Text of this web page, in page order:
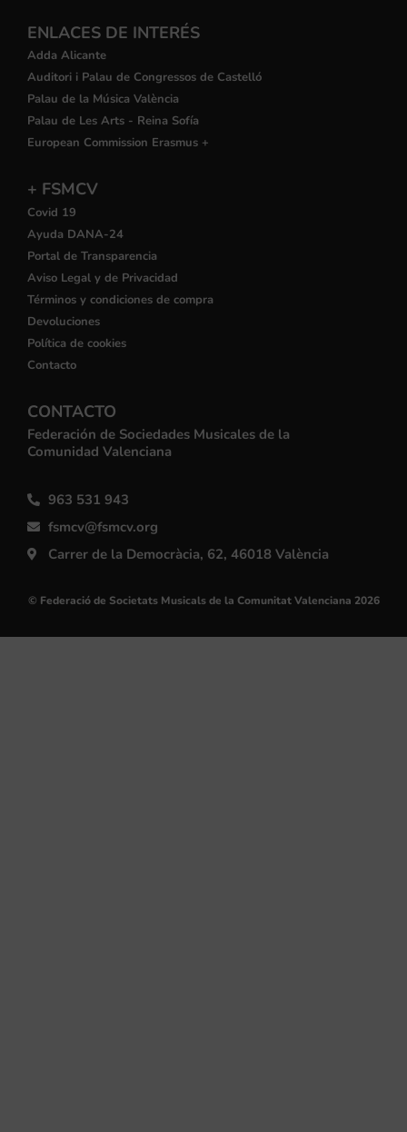
ENLACES DE INTERÉS
Adda Alicante
Auditori i Palau de Congressos de Castelló
Palau de la Música València
Palau de Les Arts - Reina Sofía
European Commission Erasmus +
+ FSMCV
Covid 19
Ayuda DANA-24
Portal de Transparencia
Aviso Legal y de Privacidad
Términos y condiciones de compra
Devoluciones
Política de cookies
Contacto
CONTACTO
Federación de Sociedades Musicales de la
Comunidad Valenciana
963 531 943
fsmcv@fsmcv.org
Carrer de la Democràcia, 62, 46018 València
© Federació de Societats Musicals de la Comunitat Valenciana 2026